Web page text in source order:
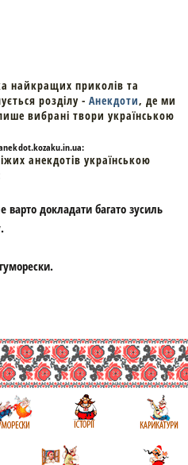
найкращих приколів та
розділу - Анекдоти, де ми
вибрані твори українською
анекдотів українською
варто докладати багато зусиль